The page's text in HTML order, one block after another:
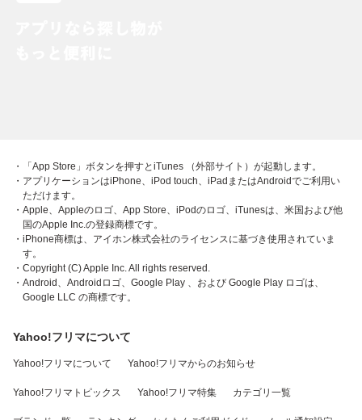
・「App Store」ボタンを押すとiTunes （外部サイト）が起動します。
・アプリケーションはiPhone、iPod touch、iPadまたはAndroidでご利用い
ただけます。
・Apple、Appleのロゴ、App Store、iPodのロゴ、iTunesは、米国および他
国のApple Inc.の登録商標です。
・iPhone商標は、アイホン株式会社のライセンスに基づき使用されていま
す。
・Copyright (C) Apple Inc. All rights reserved.
・Android、Androidロゴ、Google Play 、および Google Play ロゴは、
Google LLC の商標です。
Yahoo!フリマについて
Yahoo!フリマについて Yahoo!フリマからのお知らせ
Yahoo!フリマトピックス Yahoo!フリマ特集 カテゴリ一覧